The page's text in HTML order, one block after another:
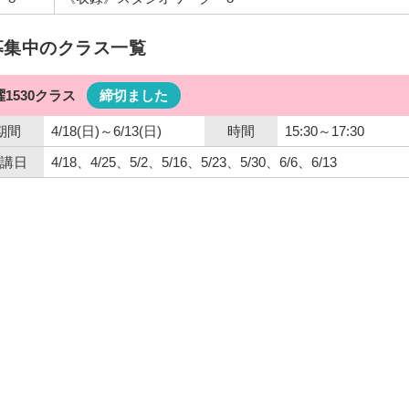
集中のクラス一覧
1530クラス 締切ました
間 4/18(日)～6/13(日) 時間
15:30～17:30
日
4/18、4/25、5/2、5/16、5/23、5/30、6/6、6/13